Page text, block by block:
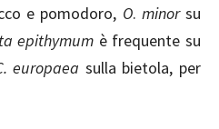
e pomodoro, O. minorsu
epithymum è frequente su
europaea sulla bietola, per